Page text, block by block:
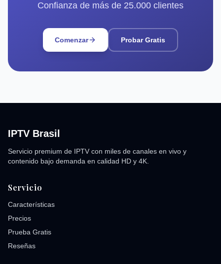
Confianza de más de 25.000 clientes
Comenzar Probar Gratis
IPTV Brasil
Servicio premium de IPTV con miles de canales en vivo y
contenido bajo demanda en calidad HD y 4K.
Servicio
Características
Precios
Prueba Gratis
Reseñas